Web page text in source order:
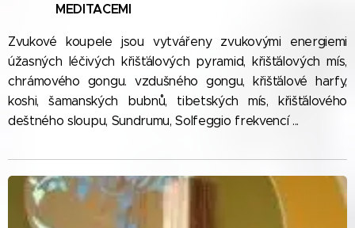
MEDITACEMI
Zvukové koupele jsou vytvářeny zvukovými energiemi
úžasných léčivých křišťálových pyramid, křišťálových mís,
chrámového gongu. vzdušného gongu, křišťálové harfy,
koshi, šamanských bubnů, tibetských mís, křišťálového
deštného sloupu, Sundrumu, Solfeggio frekvencí ...